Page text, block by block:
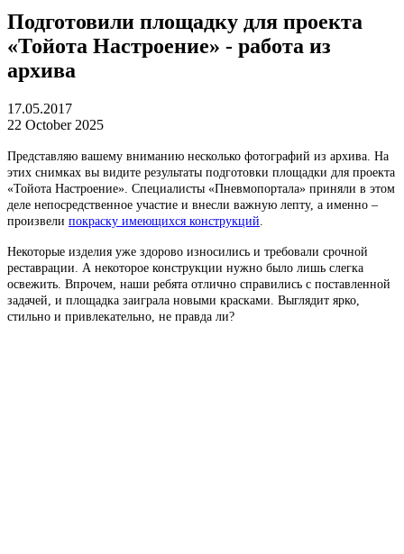
Подготовили площадку для проекта
«Тойота Настроение» - работа из
архива
17.05.2017
22 October 2025
Представляю вашему вниманию несколько фотографий из архива. На
этих снимках вы видите результаты подготовки площадки для проекта
«Тойота Настроение». Специалисты «Пневмопортала» приняли в этом
деле непосредственное участие и внесли важную лепту, а именно –
произвели покраску имеющихся конструкций
Некоторые изделия уже здорово износились и требовали срочной
реставрации. А некоторое конструкции нужно было лишь слегка
освежить. Впрочем, наши ребята отлично справились с поставленной
задачей, и площадка заиграла новыми красками. Выглядит ярко,
стильно и привлекательно, не правда ли?